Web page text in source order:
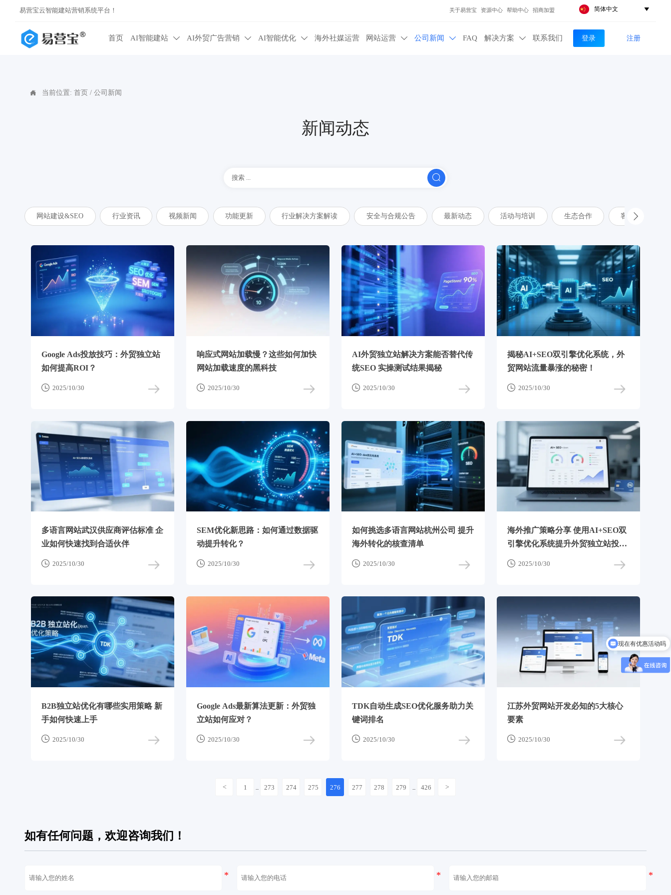
易营宝云智能建站营销系统平台！ 关于易营宝 资源中心 帮助中心 招商加盟 简体中文 
首页 AI智能建站  AI外贸广告营销  AI智能优化  海外社媒运营 网站运营  公司新闻  FAQ 解决方案  联系我们 登录 注册
 当前位置: 首页/ 公司新闻
新闻动态

网站建设&SEO 行业资讯 视频新闻 功能更新 行业解决方案解读 安全与合规公告 最新动态 活动与培训 生态合作 客户案例

Google Ads投放技巧：外贸独立站
如何提高ROI？
 2025/10/30
响应式网站加载慢？这些如何加快
网站加载速度的黑科技
 2025/10/30
AI外贸独立站解决方案能否替代传
统SEO 实操测试结果揭秘
 2025/10/30
揭秘AI+SEO双引擎优化系统，外
贸网站流量暴涨的秘密！
 2025/10/30
多语言网站武汉供应商评估标准 企
业如何快速找到合适伙伴
 2025/10/30
SEM优化新思路：如何通过数据驱
动提升转化？
 2025/10/30
如何挑选多语言网站杭州公司 提升
海外转化的核查清单
 2025/10/30
海外推广策略分享 使用AI+SEO双
引擎优化系统提升外贸独立站投放
 2025/10/30
B2B独立站优化有哪些实用策略 新
手如何快速上手
 2025/10/30
Google Ads最新算法更新：外贸独
立站如何应对？
 2025/10/30
TDK自动生成SEO优化服务助力关
键词排名
 2025/10/30
江苏外贸网站开发必知的5大核心
要素
 2025/10/30
< 1 ... 273 274 275 276 277 278 279 ... 426 >
如有任何问题，欢迎咨询我们！
现在有优惠活动吗